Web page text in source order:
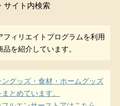
サイト内検索
フィリエイトプログラムを利用
品を紹介しています。
グッズ・食材・ホームグッズ
まとめています。